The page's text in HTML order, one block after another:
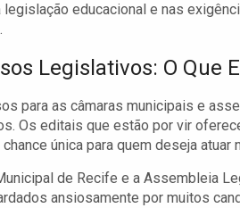
legislação educacional e nas
Legislativos: O Que
para as câmaras municipais e
Os editais que estão por vir
única para quem deseja
de Recife e a Assembleia
ansiosamente por muitos